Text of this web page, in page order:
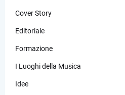
Cover Story
Editoriale
Formazione
I Luoghi della Musica
Idee